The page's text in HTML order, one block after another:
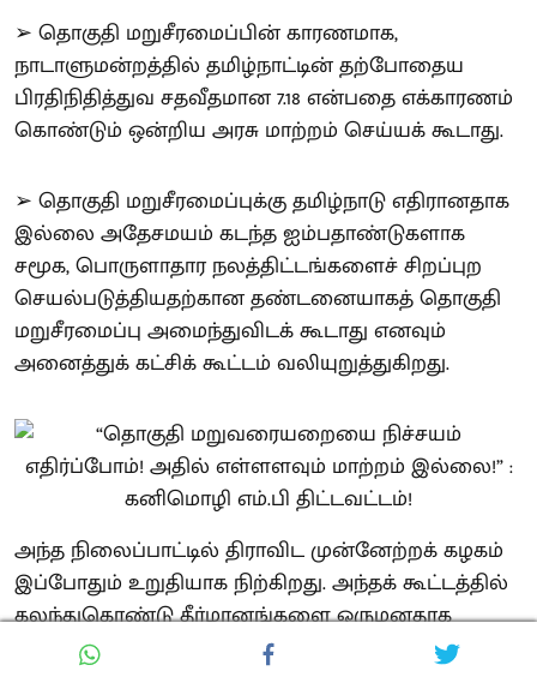
➢ தொகுதி மறுசீரமைப்பின் காரணமாக,
நாடாளுமன்றத்தில் தமிழ்நாட்டின் தற்போதைய
பிரதிநிதித்துவ சதவீதமான 7.18 என்பதை எக்காரணம்
கொண்டும் ஒன்றிய அரசு மாற்றம் செய்யக் கூடாது.
➢ தொகுதி மறுசீரமைப்புக்கு தமிழ்நாடு எதிரானதாக
இல்லை அதேசமயம் கடந்த ஐம்பதாண்டுகளாக
சமூக, பொருளாதார நலத்திட்டங்களைச் சிறப்புற
செயல்படுத்தியதற்கான தண்டனையாகத் தொகுதி
மறுசீரமைப்பு அமைந்துவிடக் கூடாது எனவும்
அனைத்துக் கட்சிக் கூட்டம் வலியுறுத்துகிறது.
அந்த நிலைப்பாட்டில் திராவிட முன்னேற்றக் கழகம்
இப்போதும் உறுதியாக நிற்கிறது. அந்தக் கூட்டத்தில்
கலந்துகொண்டு தீர்மானங்களை ஒருமனதாக
நிறைவேற்றிய காங்கிரஸ், இந்திய கம்யூனிஸ்ட்,